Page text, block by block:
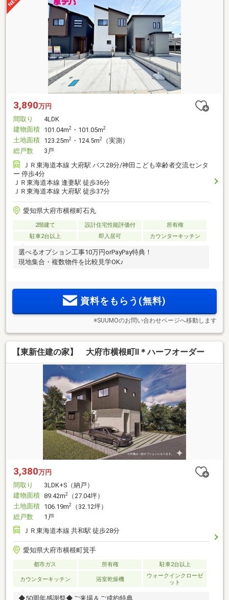
3,890万円
間取り
4LDK
建物面積 101.04m2 ・101.05m2
土地面積 123.25m2 ・124.5m2
（実測）
総戸数
3戸
ＪＲ東海道本線 大府駅 バス28分/神田こども幸齢者交流センタ
ー 停歩4分
ＪＲ東海道本線 逢妻駅 徒歩36分
ＪＲ東海道本線 大府駅 徒歩37分
愛知県大府市横根町石丸
2階建て 設計住宅性能評価付
所有権
駐車2台以上
即入居可 カウンターキッチン
選べるオプション工事10万円orPayPay特典！
現地集合・複数物件を比較見学OK♪
資料をもらう(無料)
※SUUMOのお問い合わせページへ移動します
【東新住建の家】 大府市横根町II＊ハーフオーダー
3,380万円
間取り
3LDK+S（納戸）
建物面積 89.42m2
（27.04坪）
土地面積 106.19m2
（32.12坪）
総戸数
1戸
ＪＲ東海道本線 共和駅 徒歩28分
愛知県大府市横根町箕手
都市ガス 所有権 駐車2台以上
カウンターキッチン 浴室乾燥機
ウォークインクローゼ
ット
◆50周年感謝祭◆ご来場＆ご成約特典